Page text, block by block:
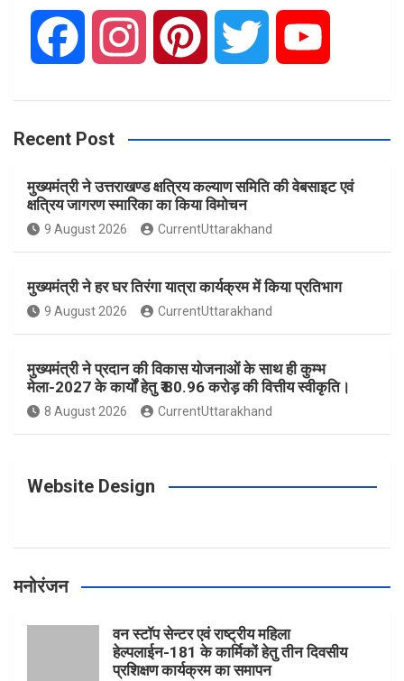
c
e
b
o
o
k
s
t
a
g
r
a
n
t
e
r
e
s
i
t
e
r
u
u
Recent Post
मुख्यमंत्री ने उत्तराखण्ड क्षत्रिय कल्याण समिति की वेबसाइट एवं
क्षत्रिय जागरण स्मारिका का किया विमोचन
9 August 2026 CurrentUttarakhand
मुख्यमंत्री ने हर घर तिरंगा यात्रा कार्यक्रम में किया प्रतिभाग
9 August 2026 CurrentUttarakhand
मुख्यमंत्री ने प्रदान की विकास योजनाओं के साथ ही कुम्भ
मेला-2027 के कार्यों हेतु ₹ 80.96 करोड़ की वित्तीय स्वीकृति।
8 August 2026 CurrentUttarakhand
Website Design
मनोरंजन
वन स्टॉप सेन्टर एवं राष्ट्रीय महिला
हेल्पलाईन-181 के कार्मिकों हेतु तीन दिवसीय
प्रशिक्षण कार्यक्रम का समापन